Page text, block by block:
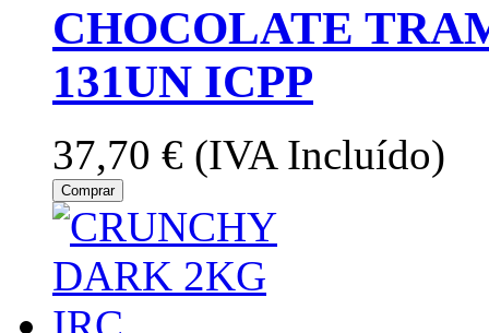
CHOCOLATE
131UN ICPP
37,70 € (IVA Incluído)
Comprar